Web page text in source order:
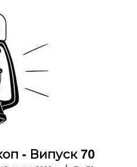
- Випуск 70